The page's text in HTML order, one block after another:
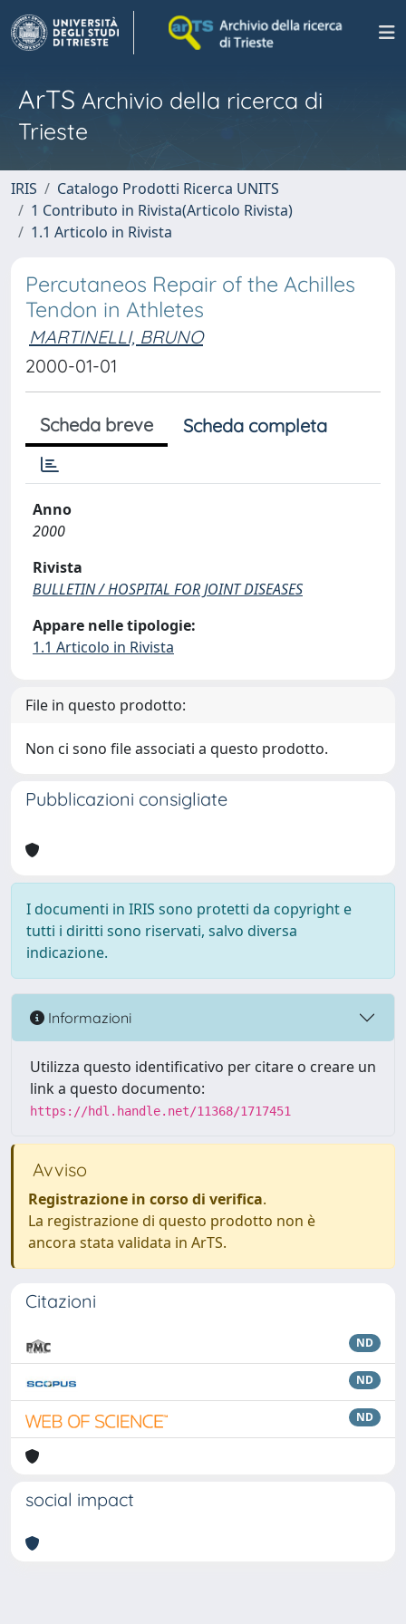
ArTS Archivio della ricerca di
Trieste
IRIS
Catalogo Prodotti Ricerca UNITS
1 Contributo in Rivista(Articolo Rivista)
1.1 Articolo in Rivista
Percutaneos Repair of the Achilles
Tendon in Athletes
MARTINELLI, BRUNO
2000-01-01
Scheda breve Scheda completa
Anno
2000
Rivista
BULLETIN / HOSPITAL FOR JOINT DISEASES
Appare nelle tipologie:
1.1 Articolo in Rivista
File in questo prodotto:
Non ci sono file associati a questo prodotto.
Pubblicazioni consigliate
I documenti in IRIS sono protetti da copyright e
tutti i diritti sono riservati, salvo diversa
indicazione.
Informazioni
Utilizza questo identificativo per citare o creare un
link a questo documento:
https://hdl.handle.net/11368/1717451
Avviso
Registrazione in corso di verifica.
La registrazione di questo prodotto non è
ancora stata validata in ArTS.
Citazioni
ND
ND
ND
social impact